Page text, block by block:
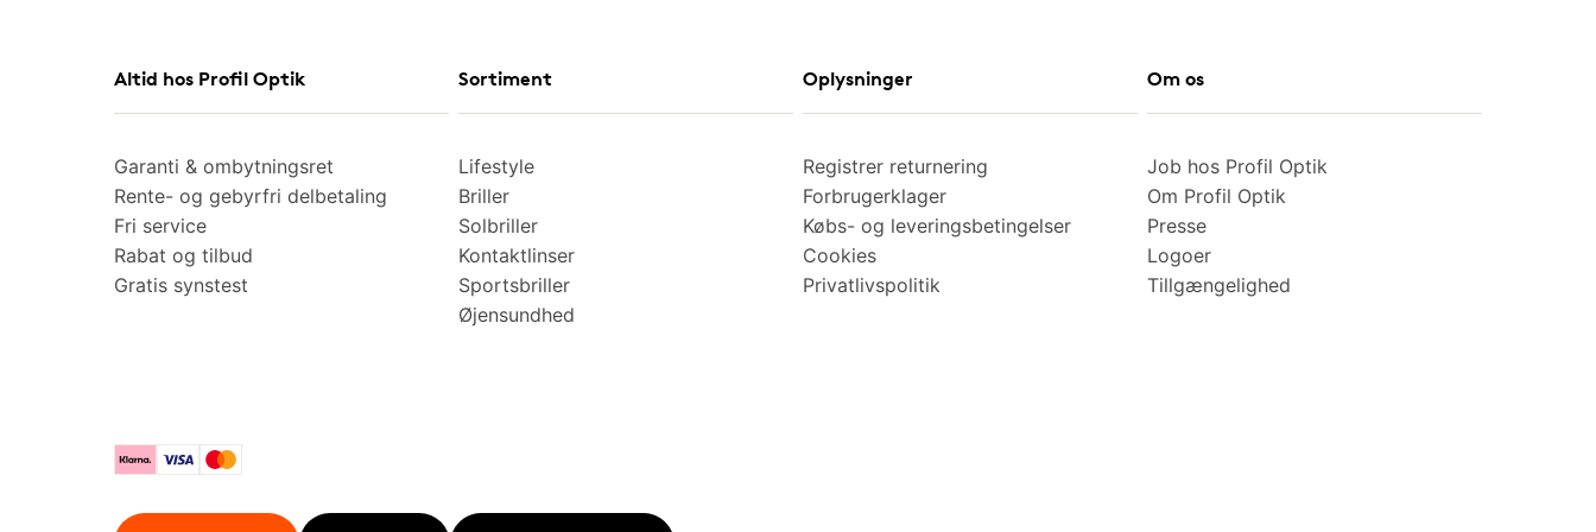
Altid hos Profil Optik
Garanti & ombytningsret
Rente- og gebyrfri delbetaling
Fri service
Rabat og tilbud
Gratis synstest
Sortiment
Lifestyle
Briller
Solbriller
Kontaktlinser
Sportsbriller
Øjensundhed
Oplysninger
Registrer returnering
Forbrugerklager
Købs- og leveringsbetingelser
Cookies
Privatlivspolitik
Om os
Job hos Profil Optik
Om Profil Optik
Presse
Logoer
Tillgængelighed
KlarnaVisa Mastercard